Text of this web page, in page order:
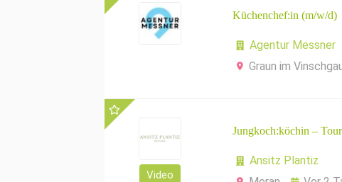
Küchenchef:in (m/w/d)
Agentur Messner
Graun im
Video
Jungkoch:köchin –
Ansitz Plantiz